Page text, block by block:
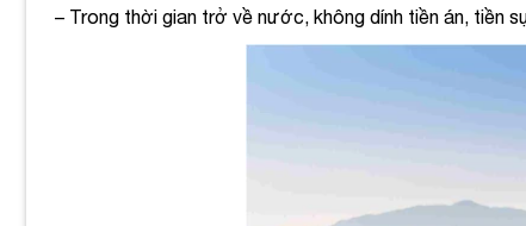
– Trong thời gian trở về nước, không dính tiền án, tiền